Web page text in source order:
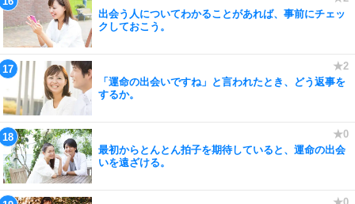
出会う人についてわかることがあれば、事前にチェッ
クしておこう。
「運命の出会いですね」と言われたとき、どう返事を
するか。
最初からとんとん拍子を期待していると、運命の出会
いを遠ざける。